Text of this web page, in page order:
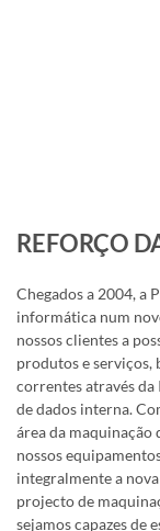
REFORÇO
Chegados a 2004, a
informática num
nossos clientes a
produtos e serviços,
correntes através da
de dados interna.
área da
nossos
integralmente a
projecto de
sejamos capazes de